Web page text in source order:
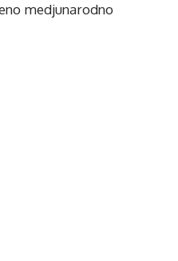
medjunarodno